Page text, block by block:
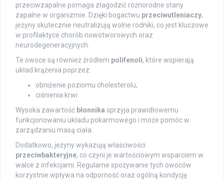
przeciwzapalne pomaga złagodzić różnorodne stany
zapalne w organizmie. Dzięki bogactwu przeciwutleniaczy,
jeżyny skutecznie neutralizują wolne rodniki, co jest kluczowe
w profilaktyce chorób nowotworowych oraz
neurodegeneracyjnych.
Te owoce są również źródłem polifenoli, które wspierają
układ krążenia poprzez:
obniżenie poziomu cholesterolu,
ciśnienia krwi.
Wysoka zawartość błonnika sprzyja prawidłowemu
funkcjonowaniu układu pokarmowego i może pomóc w
zarządzaniu masą ciała.
Dodatkowo, jeżyny wykazują właściwości
przeciwbakteryjne, co czyni je wartościowym wsparciem w
walce z infekcjami. Regularne spożywanie tych owoców
korzystnie wpływa na odporność oraz ogólną kondycję